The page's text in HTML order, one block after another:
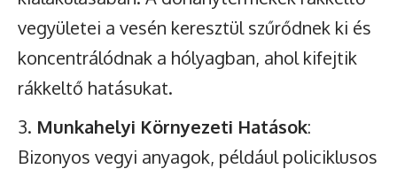
vegyületei a vesén keresztül szűrődnek ki és
koncentrálódnak a hólyagban, ahol kifejtik
rákkeltő hatásukat.
Munkahelyi Környezeti Hatások:
Bizonyos vegyi anyagok, például policiklusos